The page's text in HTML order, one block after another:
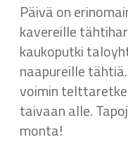
Päivä on
kavereille
kaukoputki
naapureille
voimin
taivaan alle.
monta!